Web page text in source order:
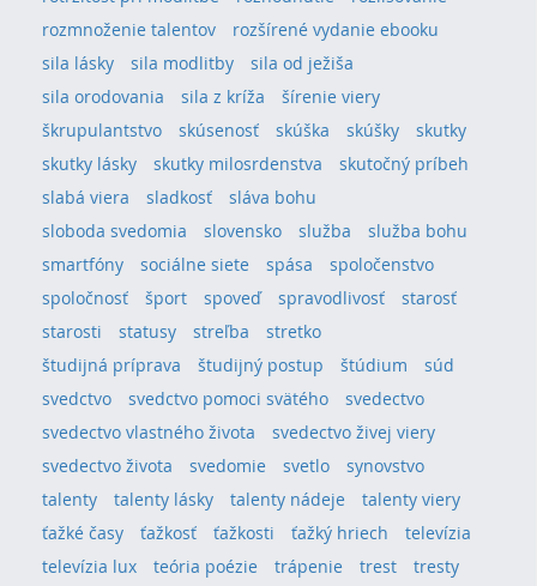
rozmnoženie talentov
rozšírené vydanie ebooku
sila lásky
sila modlitby
sila od ježiša
sila orodovania
sila z kríža
šírenie viery
škrupulantstvo
skúsenosť skúška skúšky
skutky
skutky lásky
skutky milosrdenstva
skutočný príbeh
slabá viera
sladkosť
sláva bohu
sloboda svedomia
slovensko služba
služba bohu
smartfóny
sociálne siete spása
spoločenstvo
spoločnosť
šport spoveď spravodlivosť
starosť
starosti
statusy streľba
stretko
študijná príprava
študijný postup štúdium
súd
svedctvo
svedctvo pomoci svätého
svedectvo
svedectvo vlastného života
svedectvo živej viery
svedectvo života
svedomie svetlo
synovstvo
talenty
talenty lásky talenty nádeje
talenty viery
ťažké časy
ťažkosť ťažkosti ťažký hriech
televízia
televízia lux
teória poézie trápenie trest
tresty